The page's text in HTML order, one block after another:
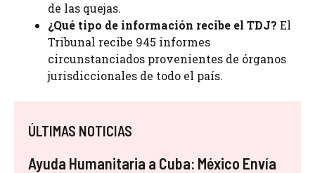
de las quejas.
¿Qué tipo de información recibe el TDJ? El
Tribunal recibe 945 informes
circunstanciados provenientes de órganos
jurisdiccionales de todo el país.
ÚLTIMAS NOTICIAS
Ayuda Humanitaria a Cuba: México Envía